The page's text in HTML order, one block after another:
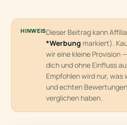
HINWEISDieser Beitrag kann
*Werbung markiert).
wir eine kleine Provision
dich und ohne Einfluss
Empfohlen wird nur,
und echten
verglichen haben.